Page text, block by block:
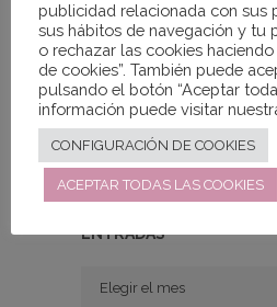
sociedad más justa
Print Post
ENTRADAS
Entradas
publicidad relacionada con sus
sus hábitos de navegación y tu
o rechazar las cookies
de cookies”. También puede
pulsando el botón “Aceptar
información puede visitar
CONFIGURACIÓN DE COOKIES
ACEPTAR TODAS LAS COOKIES